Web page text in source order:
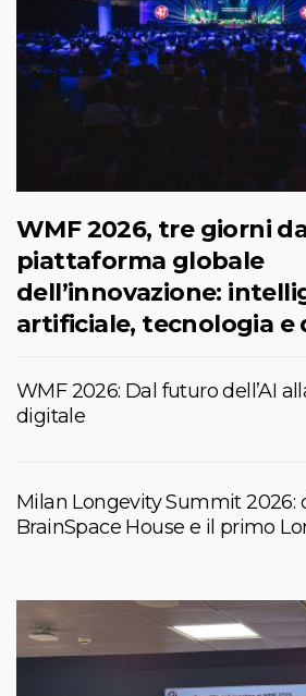
WMF 2026, tre giorni
piattaforma globale
dell’innovazione:
artificiale, tecnologia e
WMF 2026: Dal futuro dell’AI
digitale
Milan Longevity Summit 2026:
BrainSpace House e il primo